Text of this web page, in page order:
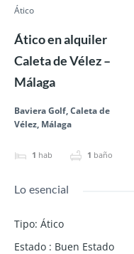
Ático
Ático en alquiler
Caleta de Vélez –
Málaga
Baviera Golf, Caleta de
Vélez, Málaga
1 hab 1 baño
Lo esencial
Tipo: Ático
Estado : Buen Estado